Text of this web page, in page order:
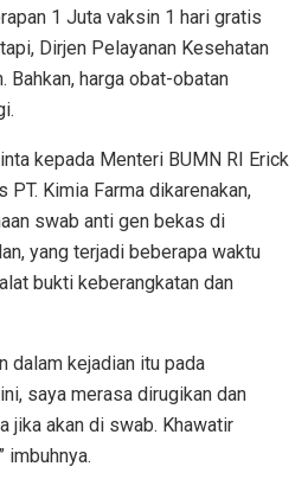
1 Juta vaksin 1 hari gratis
Dirjen Pelayanan Kesehatan
harga obat-obatan
kepada Menteri BUMN RI Erick
Kimia Farma dikarenakan,
swab anti gen bekas di
yang terjadi beberapa waktu
bukti keberangkatan dan
dalam kejadian itu pada
saya merasa dirugikan dan
jika akan di swab. Khawatir
imbuhnya.